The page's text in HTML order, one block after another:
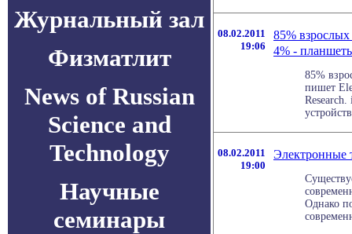
Журнальный зал
Физматлит
News of Russian
Science and
Technology
Научные
семинары
08.02.2011
19:06
85%
4% -
85%
пишет
08.02.2011
19:00
Электронные
Однако